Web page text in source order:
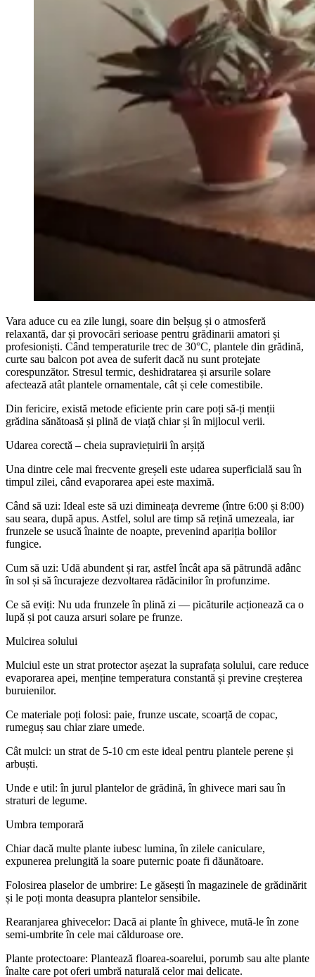
Vara aduce cu ea zile lungi, soare din belșug și o atmosferă
relaxantă, dar și provocări serioase pentru grădinarii amatori și
profesioniști. Când temperaturile trec de 30°C, plantele din grădină,
curte sau balcon pot avea de suferit dacă nu sunt protejate
corespunzător. Stresul termic, deshidratarea și arsurile solare
afectează atât plantele ornamentale, cât și cele comestibile.
Din fericire, există metode eficiente prin care poți să-ți menții
grădina sănătoasă și plină de viață chiar și în mijlocul verii.
Udarea corectă – cheia supraviețuirii în arșiță
Una dintre cele mai frecvente greșeli este udarea superficială sau în
timpul zilei, când evaporarea apei este maximă.
Când să uzi: Ideal este să uzi dimineața devreme (între 6:00 și 8:00)
sau seara, după apus. Astfel, solul are timp să rețină umezeala, iar
frunzele se usucă înainte de noapte, prevenind apariția bolilor
fungice.
Cum să uzi: Udă abundent și rar, astfel încât apa să pătrundă adânc
în sol și să încurajeze dezvoltarea rădăcinilor în profunzime.
Ce să eviți: Nu uda frunzele în plină zi — picăturile acționează ca o
lupă și pot cauza arsuri solare pe frunze.
Mulcirea solului
Mulciul este un strat protector așezat la suprafața solului, care reduce
evaporarea apei, menține temperatura constantă și previne creșterea
buruienilor.
Ce materiale poți folosi: paie, frunze uscate, scoarță de copac,
rumeguș sau chiar ziare umede.
Cât mulci: un strat de 5-10 cm este ideal pentru plantele perene și
arbuști.
Unde e util: în jurul plantelor de grădină, în ghivece mari sau în
straturi de legume.
Umbra temporară
Chiar dacă multe plante iubesc lumina, în zilele caniculare,
expunerea prelungită la soare puternic poate fi dăunătoare.
Folosirea plaselor de umbrire: Le găsești în magazinele de grădinărit
și le poți monta deasupra plantelor sensibile.
Rearanjarea ghivecelor: Dacă ai plante în ghivece, mută-le în zone
semi-umbrite în cele mai călduroase ore.
Plante protectoare: Plantează floarea-soarelui, porumb sau alte plante
înalte care pot oferi umbră naturală celor mai delicate.